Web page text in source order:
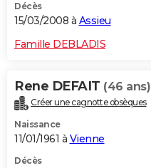
Décès
15/03/2008 à Assieu
Famille DEBLADIS
Rene DEFAIT (46 ans)
Créer une cagnotte obsèques
Naissance
11/01/1961 à Vienne
Décès